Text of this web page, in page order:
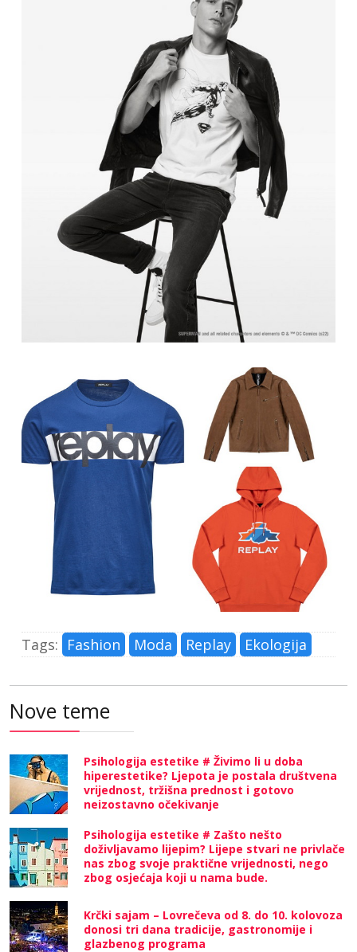
Tags: Fashion Moda Replay Ekologija
Nove teme
Psihologija estetike # Živimo li u doba
hiperestetike? Ljepota je postala društvena
vrijednost, tržišna prednost i gotovo
neizostavno očekivanje
Psihologija estetike # Zašto nešto
doživljavamo lijepim? Lijepe stvari ne privlače
nas zbog svoje praktične vrijednosti, nego
zbog osjećaja koji u nama bude.
Krčki sajam – Lovrečeva od 8. do 10. kolovoza
donosi tri dana tradicije, gastronomije i
glazbenog programa